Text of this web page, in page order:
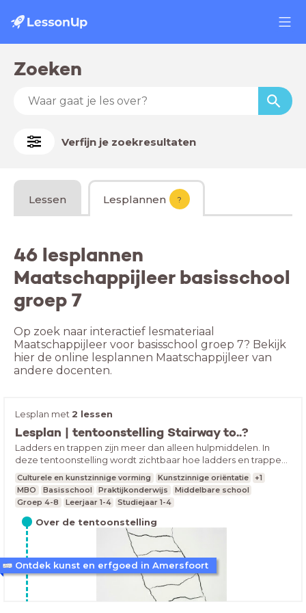
Zoeken
Verfijn je zoekresultaten
Lessen Lesplannen ?
46 lesplannen
Maatschappijleer basisschool
groep 7
Op zoek naar interactief lesmateriaal
Maatschappijleer voor basisschool groep 7? Bekijk
hier de online lesplannen Maatschappijleer van
andere docenten.
Lesplan met 2 lessen
Lesplan | tentoonstelling Stairway to..?
Ladders en trappen zijn meer dan alleen hulpmiddelen. In
deze tentoonstelling wordt zichtbaar hoe ladders en trappen
al generaties lang kunstenaars en ontwerpers blijven
inspireren. Aanleiding van de tentoonstelling is het
oorlogsmonument ‘De Ladder’ van Armando.
Culturele en kunstzinnige vorming Kunstzinnige oriëntatie
+1
MBO
Basisschool Praktijkonderwijs
Middelbare school
Groep 4-8
Leerjaar 1-4 Studiejaar 1-4
Over de tentoonstelling
Ontdek kunst en erfgoed in Amersfoort